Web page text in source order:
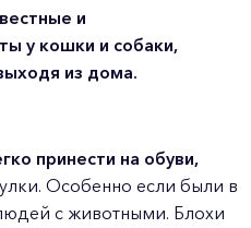
и
у кошки и собаки,
из дома.
принести на обуви,
Особенно если были в
с животными. Блохи